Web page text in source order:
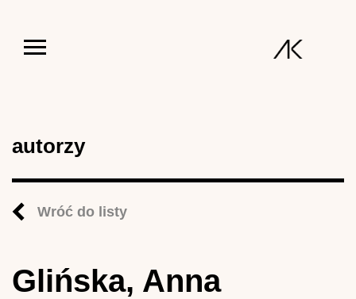
autorzy
Wróć do listy
Glińska, Anna